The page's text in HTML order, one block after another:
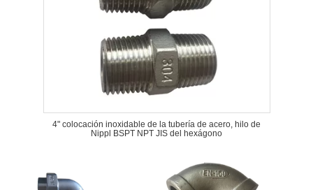
4" colocación inoxidable de la tubería de acero, hilo de
Nippl BSPT NPT JIS del hexágono